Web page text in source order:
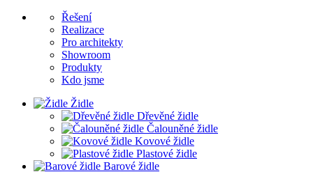
Řešení
Realizace
Pro architekty
Showroom
Produkty
Kdo jsme
Židle
Dřevěné židle
Čalouněné židle
Kovové židle
Plastové židle
Barové židle